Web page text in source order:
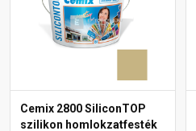
Cemix 2800 SiliconTOP
szilikon homlokzatfesték